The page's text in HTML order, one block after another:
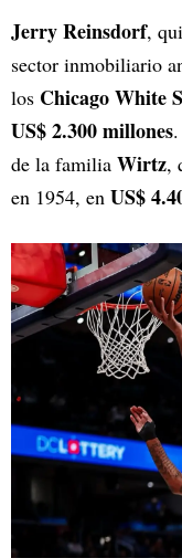
Jerry Reinsdorf,
sector inmobiliario
los Chicago White
US$ 2.300 millones
de la familia Wirtz,
en 1954, en US$